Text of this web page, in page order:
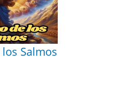
Salmos